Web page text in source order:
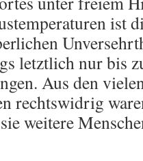
ist
letztlich nur bis
Aus den
rechtswidrig
weitere